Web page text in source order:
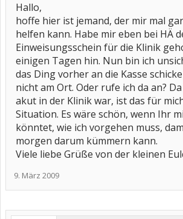
Hallo,
hoffe hier ist jemand, der mir mal
helfen kann. Habe mir eben bei HÄ
Einweisungsschein für die Klinik
einigen Tagen hin. Nun bin ich
das Ding vorher an die Kasse
nicht am Ort. Oder rufe ich da an?
akut in der Klinik war, ist das für
Situation. Es wäre schön, wenn Ihr
könntet, wie ich vorgehen muss,
morgen darum kümmern kann.
Viele liebe Grüße von der kleinen
9. März 2009